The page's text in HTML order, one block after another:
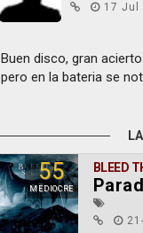
17 Jul
Buen disco, gran
pero en la bateria se
55
MEDIOCRE
BLEED